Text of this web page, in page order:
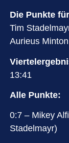
Die Punkte
Tim
Aurieus
13:41
Alle Punkte:
0:7 – Mikey
Stadelmayr)